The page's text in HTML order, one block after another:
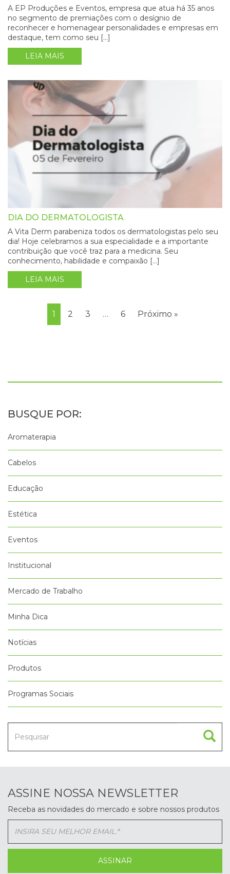
A EP Produções e Eventos, empresa que atua há 35 anos
no segmento de premiações com o desígnio de
reconhecer e homenagear personalidades e empresas em
destaque, tem como seu […]
LEIA MAIS
DIA DO DERMATOLOGISTA
A Vita Derm parabeniza todos os dermatologistas pelo seu
dia! Hoje celebramos a sua especialidade e a importante
contribuição que você traz para a medicina. Seu
conhecimento, habilidade e compaixão […]
LEIA MAIS
1 2 3 … 6 Próximo »
Aromaterapia
Cabelos
Educação
Estética
Eventos
Institucional
Mercado de Trabalho
Minha Dica
Notícias
Produtos
Programas Sociais
ASSINE NOSSA NEWSLETTER
Receba as novidades do mercado e sobre nossos produtos